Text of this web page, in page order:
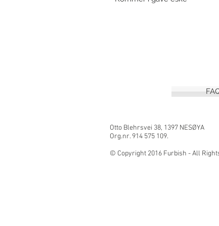
Otto Blehrsvei
Org.nr. 914 575
© Copyright 2016 Furbish - All